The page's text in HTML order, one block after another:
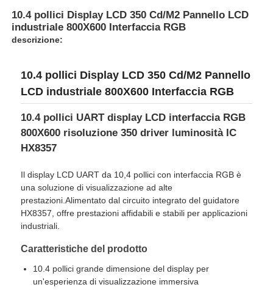
Prodotti
Video
Chi Siamo
10.4 pollici Display LCD 350 Cd/M2 Pannello LCD
industriale 800X600 Interfaccia RGB
descrizione:
10.4 pollici Display LCD 350 Cd/M2 Pannello
LCD industriale 800X600 Interfaccia RGB
10.4 pollici UART display LCD interfaccia RGB
800X600 risoluzione 350 driver luminosità IC
HX8357
Il display LCD UART da 10,4 pollici con interfaccia RGB è
una soluzione di visualizzazione ad alte
prestazioni.Alimentato dal circuito integrato del guidatore
HX8357, offre prestazioni affidabili e stabili per applicazioni
industriali.
Caratteristiche del prodotto
10.4 pollici grande dimensione del display per
un'esperienza di visualizzazione immersiva